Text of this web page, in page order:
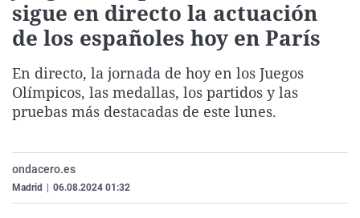
La rosa de los vientos
Gente viajera
Como el perro y el
Caso
Retornados
Equipo de
Operación Viuda
Extremadura
Galicia
La Rioja
Navarra
Virales
Televisión
Elecciones
sigue en directo la actuación
de los españoles hoy en París
En directo, la jornada de hoy en los Juegos
Olímpicos, las medallas, los partidos y las
pruebas más destacadas de este lunes.
ondacero.es
Madrid 06.08.2024 01:32